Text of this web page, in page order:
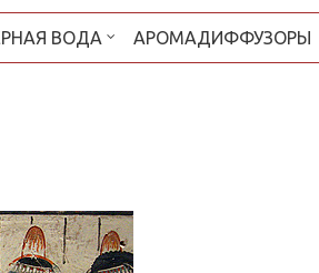
ВОДА АРОМАДИФФУЗОРЫ